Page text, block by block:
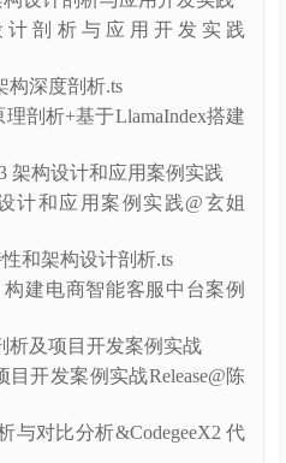
参数高效微调实战.ts
设计剖析与应用开发实践
计剖析与应用开发实践
深度剖析.ts
剖析+基于LlamaIndex搭建
架构设计和应用案例实践
计和应用案例实践@玄姐
和架构设计剖析.ts
构建电商智能客服中台案例
及项目开发案例实战
目开发案例实战Release@陈